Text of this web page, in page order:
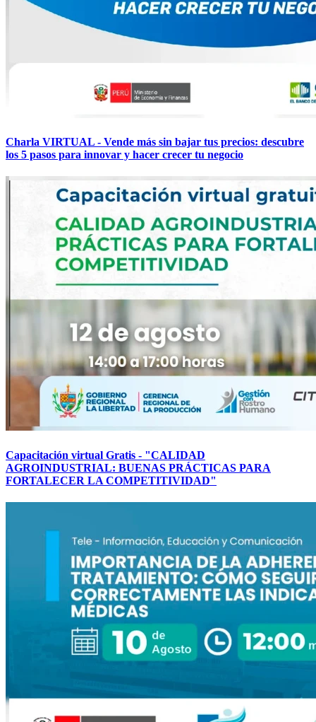
Charla VIRTUAL - Vende más sin bajar tus precios: descubre
los 5 pasos para innovar y hacer crecer tu negocio
Capacitación virtual Gratis - "CALIDAD
AGROINDUSTRIAL: BUENAS PRÁCTICAS PARA
FORTALECER LA COMPETITIVIDAD"